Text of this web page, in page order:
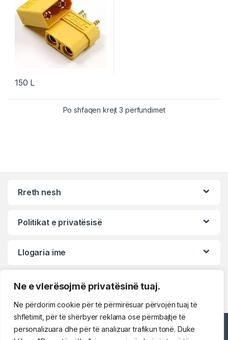
Ne e vlerësojmë privatësinë tuaj.
Ne përdorim cookie për të përmirësuar përvojën tuaj të
shfletimit, për të shërbyer reklama ose përmbajtje të
personalizuara dhe për të analizuar trafikun tonë. Duke
150 L
Po shfaqen krejt 3 përfundimet
Rreth nesh
Politikat e privatësisë
Llogaria ime